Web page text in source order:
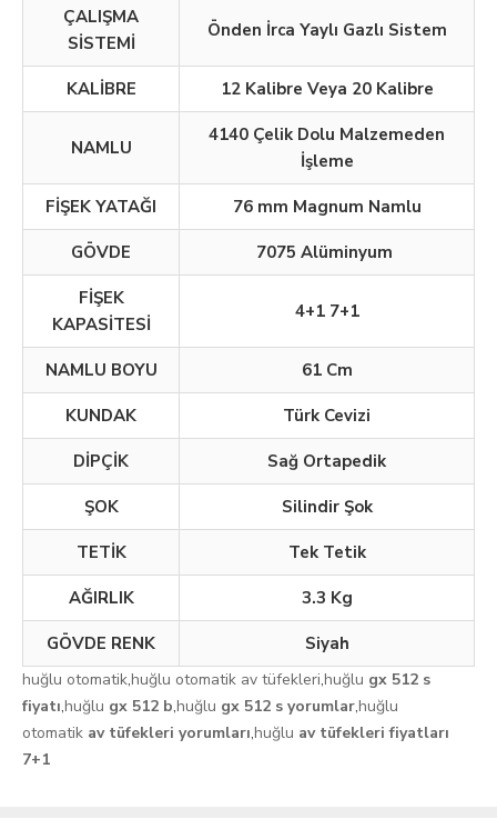
ÇALIŞMA
SİSTEMİ
Önden İrca Yaylı Gazlı Sistem
KALİBRE 12 Kalibre Veya 20 Kalibre
NAMLU
4140 Çelik Dolu Malzemeden
İşleme
FİŞEK YATAĞI 76 mm Magnum Namlu
GÖVDE 7075 Alüminyum
FİŞEK
KAPASİTESİ
4+1 7+1
NAMLU BOYU 61 Cm
KUNDAK Türk Cevizi
DİPÇİK Sağ Ortapedik
ŞOK Silindir Şok
TETİK Tek Tetik
AĞIRLIK 3.3 Kg
GÖVDE RENK Siyah
huğlu otomatik,huğlu otomatik av tüfekleri,huğlu gx 512 s
fiyatı,huğlu gx 512 b,huğlu gx 512 s yorumlar,huğlu
otomatik av tüfekleri yorumları,huğlu av tüfekleri fiyatları
7+1